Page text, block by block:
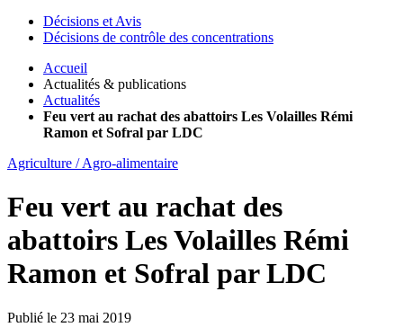
Décisions et Avis
Décisions de contrôle des concentrations
Accueil
Actualités & publications
Actualités
Feu vert au rachat des abattoirs Les Volailles Rémi
Ramon et Sofral par LDC
Agriculture / Agro-alimentaire
Feu vert au rachat des
abattoirs Les Volailles Rémi
Ramon et Sofral par LDC
Publié le 23 mai 2019